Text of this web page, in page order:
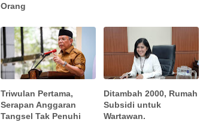
Orang
Triwulan Pertama,
Serapan Anggaran
Tangsel Tak Penuhi
Ditambah 2000, Rumah
Subsidi untuk
Wartawan.